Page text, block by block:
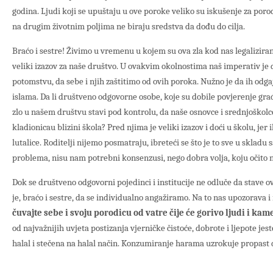
godina. Ljudi koji se upuštaju u ove poroke veliko su iskušenje za
na drugim životnim poljima ne biraju sredstva da dođu do cilja.
Braćo i sestre! Živimo u vremenu u kojem su ova zla kod nas
veliki izazov za naše društvo. U ovakvim okolnostima naš imperativ je
potomstvu, da sebe i njih zaštitimo od ovih poroka. Nužno je da ih
islama. Da li društveno odgovorne osobe, koje su dobile povjerenje
zlo u našem društvu stavi pod kontrolu, da naše osnovce i
kladionicau blizini škola? Pred njima je veliki izazov i doći u školu,
lutalice. Roditelji nijemo posmatraju, ibreteći se što je to sve u skladu
problema, nisu nam potrebni konsenzusi, nego dobra volja, koju očito
Dok se društveno odgovorni pojedinci i institucije ne odluče da stave
je, braćo i sestre, da se individualno angažiramo. Na to nas upozorava
čuvajte sebe i svoju porodicu od vatre čije će gorivo ljudi i
od najvažnijih uvjeta postizanja vjerničke čistoće, dobrote i ljepote
halal i stečena na halal način. Konzumiranje harama uzrokuje propast